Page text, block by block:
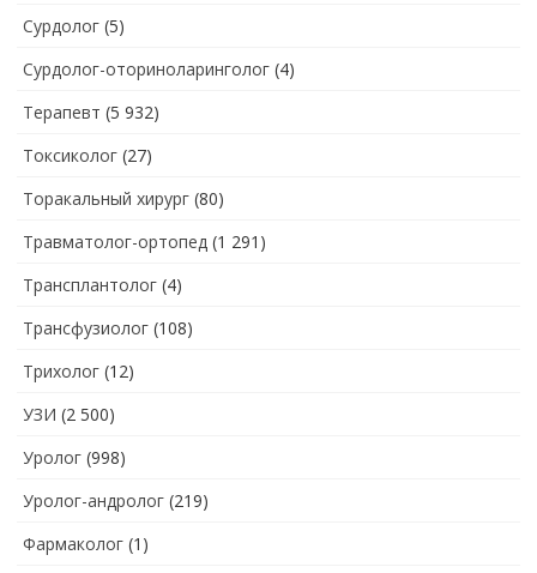
Сурдолог (5)
Сурдолог-оториноларинголог (4)
Терапевт (5 932)
Токсиколог (27)
Торакальный хирург (80)
Травматолог-ортопед (1 291)
Трансплантолог (4)
Трансфузиолог (108)
Трихолог (12)
УЗИ (2 500)
Уролог (998)
Уролог-андролог (219)
Фармаколог (1)